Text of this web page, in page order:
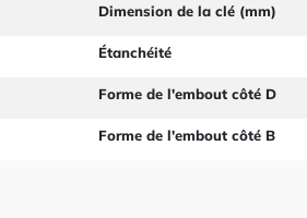
Dimension de la clé (mm)
Étanchéité
Forme de l'embout côté D
Forme de l'embout côté B